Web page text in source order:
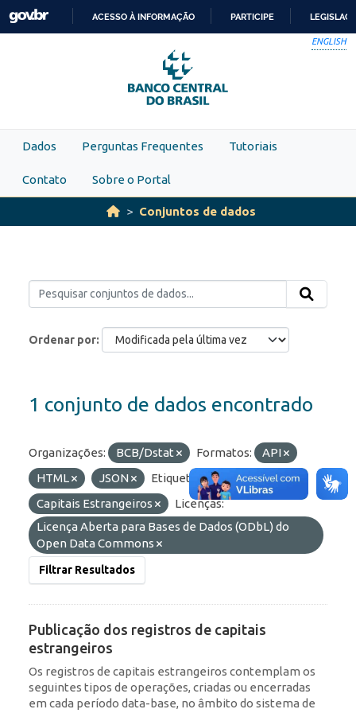
Skip to main content
PARA
O
CONTEÚDO
ACESSO À INFORMAÇÃO PARTICIPE
ENGLISH
Dados Perguntas Frequentes Tutoriais
Contato Sobre o Portal
Conjuntos de dados
Ordenar por
1 conjunto de dados encontrado
Organizações: BCB/Dstat Formatos:
API
HTML
JSON Etiquetas: IED
RDE
Capitais Estrangeiros
Licenças:
Licença Aberta para Bases de Dados (ODbL) do
Open Data Commons
Filtrar Resultados
Publicação dos registros de capitais
estrangeiros
Os registros de capitais estrangeiros contemplam os
seguintes tipos de operações, criadas ou encerradas
em cada período data-base, no âmbito do sistema de